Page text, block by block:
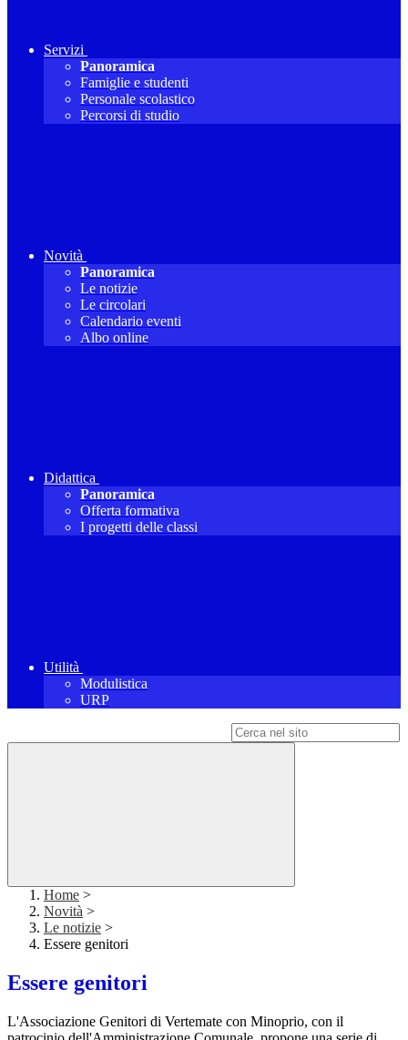
Servizi
Panoramica
Famiglie e studenti
Personale scolastico
Percorsi di studio
Novità
Panoramica
Le notizie
Le circolari
Calendario eventi
Albo online
Didattica
Panoramica
Offerta formativa
I progetti delle classi
Utilità
Modulistica
URP
Home >
Novità >
Le notizie >
Essere genitori
Essere genitori
L'Associazione Genitori di Vertemate con Minoprio, con il